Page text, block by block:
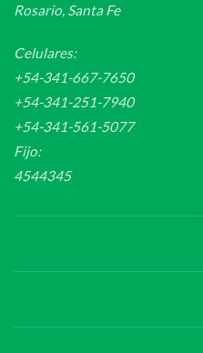
Rosario, Santa Fe
Celulares:
+54-341-667-7650
+54-341-251-7940
+54-341-561-5077
Fijo:
4544345